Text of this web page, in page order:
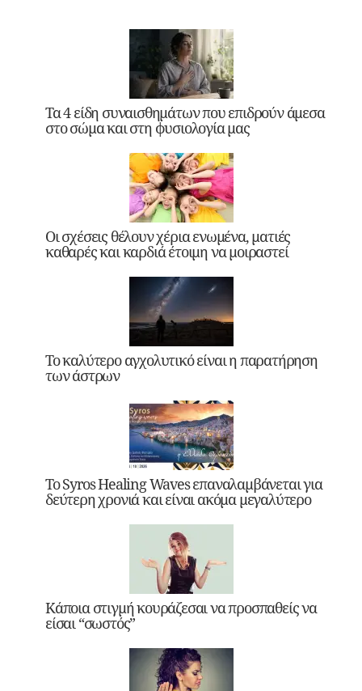
Τα 4 είδη συναισθημάτων που επιδρούν άμεσα
στο σώμα και στη φυσιολογία μας
Οι σχέσεις θέλουν χέρια ενωμένα, ματιές
καθαρές και καρδιά έτοιμη να μοιραστεί
Το καλύτερο αγχολυτικό είναι η παρατήρηση
των άστρων
Το Syros Healing Waves επαναλαμβάνεται για
δεύτερη χρονιά και είναι ακόμα μεγαλύτερο
Κάποια στιγμή κουράζεσαι να προσπαθείς να
είσαι “σωστός”